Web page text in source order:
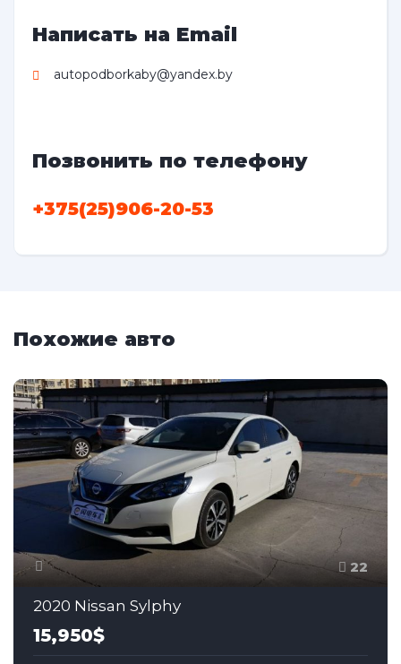
Написать на Email
autopodborkaby@yandex.by
Позвонить по телефону
+375(25)906-20-53
Похожие авто
22
2020 Nissan Sylphy
15,950$